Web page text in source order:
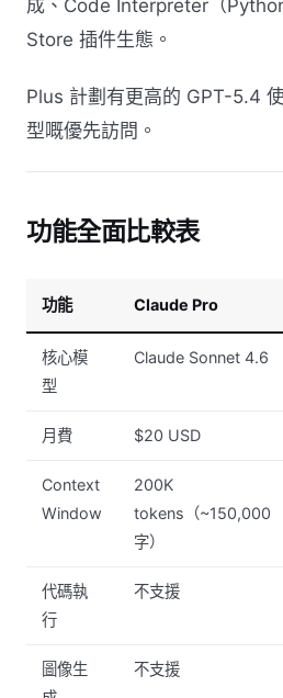
成、Code Interpreter（
Store 插件生態。
Plus 計劃有更高的 GPT-5.4
型嘅優先訪問。
功能全面比較表
功能 Claude Pro
核心模
型
Claude Sonnet 4.6
月費 $20 USD
Context
Window
200K
tokens（~150,000
字）
代碼執
行
不支援
圖像生
不支援